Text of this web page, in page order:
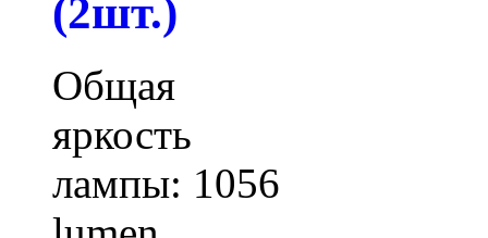
(2шт.)
Общая
яркость
лампы: 1056